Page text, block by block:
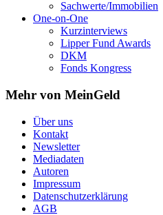
Sachwerte/Immobilien
One-on-One
Kurzinterviews
Lipper Fund Awards
DKM
Fonds Kongress
Mehr von MeinGeld
Über uns
Kontakt
Newsletter
Mediadaten
Autoren
Impressum
Datenschutzerklärung
AGB